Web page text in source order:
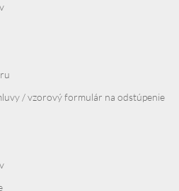
/ vzorový formulár na odstúpenie